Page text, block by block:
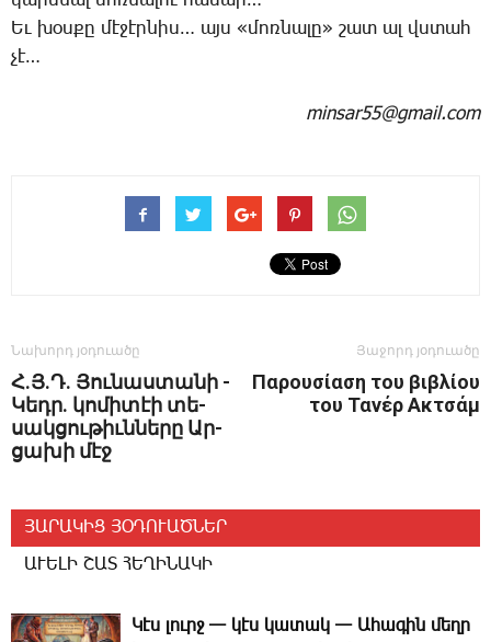
Եւ խօս­քը մէ­ջէր­նիս… այս «մոռ­նա­լը» շատ ալ վստահ
չէ…
minsar55@gmail.com
Նախորդ յօդուածը
Հ.Յ.Դ. ­Յու­նաս­տա­նի ­
Կեդր. կո­մի­տէի տե­
սակ­ցու­թիւն­նե­րը Ար­
ցա­խի մէջ
Յաջորդ յօդուածը
Παρουσίαση του βιβλίου
του Τανέρ Ακτσάμ
ՅԱՐԱԿԻՑ ՅՕԴՈՒԱԾՆԵՐ
ԱՒԵԼԻ ՇԱՏ ՀԵՂԻՆԱԿԻ
Կէս լուրջ — կէս կատակ — Ա­հա­գին մեղր